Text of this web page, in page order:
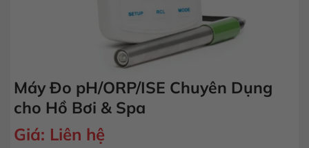
Máy Đo pH/ORP/ISE Chuyên Dụng
cho Hồ Bơi & Spa
Giá: Liên hệ